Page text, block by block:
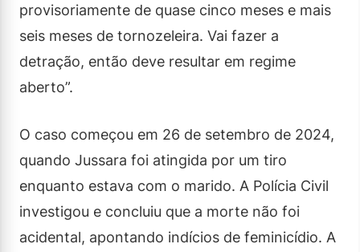
provisoriamente de quase cinco meses e mais
seis meses de tornozeleira. Vai fazer a
detração, então deve resultar em regime
aberto”.
O caso começou em 26 de setembro de 2024,
quando Jussara foi atingida por um tiro
enquanto estava com o marido. A Polícia Civil
investigou e concluiu que a morte não foi
acidental, apontando indícios de feminicídio. A